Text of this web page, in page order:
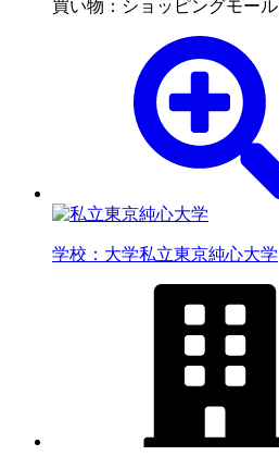
買い物：ショッピングモール
学校：大学私立東京純心大学